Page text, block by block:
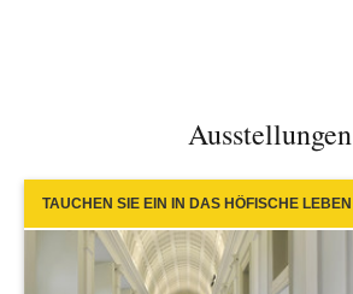
Ausstellungen
TAUCHEN SIE EIN IN DAS HÖFISCHE LEBEN